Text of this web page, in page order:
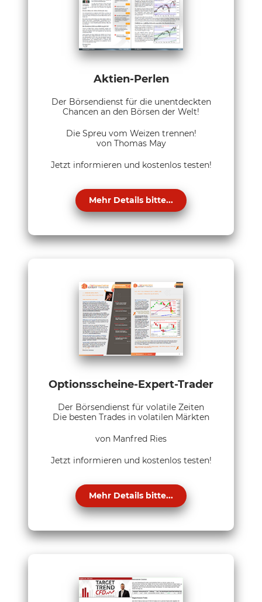
Aktien-Perlen
Der Börsendienst für die unentdeckten
Chancen an den Börsen der Welt!
Die Spreu vom Weizen trennen!
von Thomas May
Jetzt informieren und kostenlos testen!
Mehr Details bitte...
Optionsscheine-Expert-Trader
Der Börsendienst für volatile Zeiten
Die besten Trades in volatilen Märkten
von Manfred Ries
Jetzt informieren und kostenlos testen!
Mehr Details bitte...